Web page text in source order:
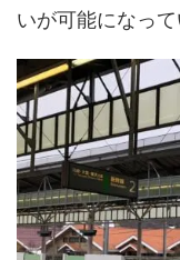
いが可能になっ